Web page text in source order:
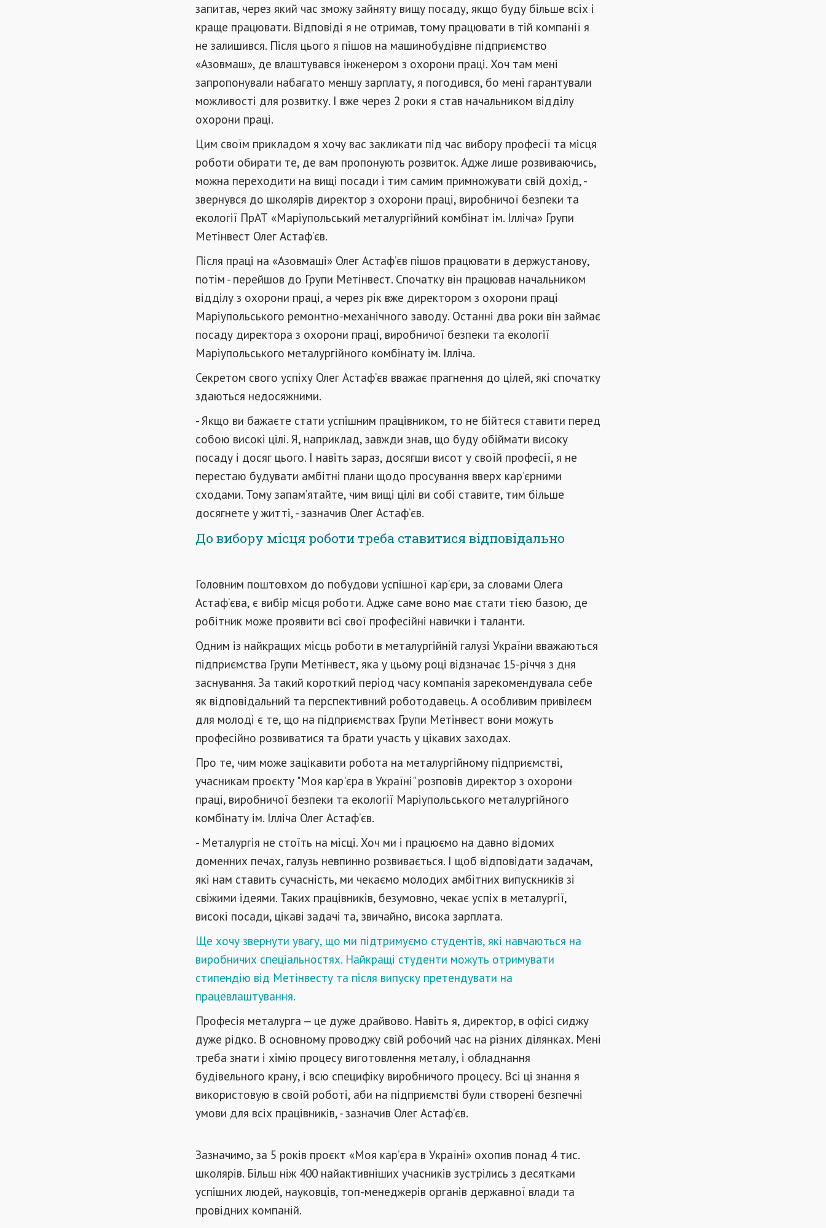
запитав, через який час зможу зайняту вищу посаду, якщо буду більше всіх і
краще працювати. Відповіді я не отримав, тому працювати в тій компанії я
не залишився. Після цього я пішов на машинобудівне підприємство
«Азовмаш», де влаштувався інженером з охорони праці. Хоч там мені
запропонували набагато меншу зарплату, я погодився, бо мені гарантували
можливості для розвитку. І вже через 2 роки я став начальником відділу
охорони праці.
Цим своїм прикладом я хочу вас закликати під час вибору професії та місця
роботи обирати те, де вам пропонують розвиток. Адже лише розвиваючись,
можна переходити на вищі посади і тим самим примножувати свій дохід, -
звернувся до школярів директор з охорони праці, виробничої безпеки та
екології ПрАТ «Маріупольський металургійний комбінат ім. Ілліча» Групи
Метінвест Олег Астаф’єв.
Після праці на «Азовмаші» Олег Астаф’єв пішов працювати в держустанову,
потім - перейшов до Групи Метінвест. Спочатку він працював начальником
відділу з охорони праці, а через рік вже директором з охорони праці
Маріупольського ремонтно-механічного заводу. Останні два роки він займає
посаду директора з охорони праці, виробничої безпеки та екології
Маріупольського металургійного комбінату ім. Ілліча.
Секретом свого успіху Олег Астаф’єв вважає прагнення до цілей, які спочатку
здаються недосяжними.
- Якщо ви бажаєте стати успішним працівником, то не бійтеся ставити перед
собою високі цілі. Я, наприклад, завжди знав, що буду обіймати високу
посаду і досяг цього. І навіть зараз, досягши висот у своїй професії, я не
перестаю будувати амбітні плани щодо просування вверх кар’єрними
сходами. Тому запам’ятайте, чим вищі цілі ви собі ставите, тим більше
досягнете у житті, - зазначив Олег Астаф’єв.
До вибору місця роботи треба ставитися відповідально
Головним поштовхом до побудови успішної кар’єри, за словами Олега
Астаф’єва, є вибір місця роботи. Адже саме воно має стати тією базою, де
робітник може проявити всі свої професійні навички і таланти.
Одним із найкращих місць роботи в металургійній галузі України вважаються
підприємства Групи Метінвест, яка у цьому році відзначає 15-річчя з дня
заснування. За такий короткий період часу компанія зарекомендувала себе
як відповідальний та перспективний роботодавець. А особливим привілеєм
для молоді є те, що на підприємствах Групи Метінвест вони можуть
професійно розвиватися та брати участь у цікавих заходах.
Про те, чим може зацікавити робота на металургійному підприємстві,
учасникам проєкту "Моя кар'єра в Україні" розповів директор з охорони
праці, виробничої безпеки та екології Маріупольського металургійного
комбінату ім. Ілліча Олег Астаф’єв.
- Металургія не стоїть на місці. Хоч ми і працюємо на давно відомих
доменних печах, галузь невпинно розвивається. І щоб відповідати задачам,
які нам ставить сучасність, ми чекаємо молодих амбітних випускників зі
свіжими ідеями. Таких працівників, безумовно, чекає успіх в металургії,
високі посади, цікаві задачі та, звичайно, висока зарплата.
Ще хочу звернути увагу, що ми підтримуємо студентів, які навчаються на
виробничих спеціальностях. Найкращі студенти можуть отримувати
стипендію від Метінвесту та після випуску претендувати на
працевлаштування.
Професія металурга — це дуже драйвово. Навіть я, директор, в офісі сиджу
дуже рідко. В основному проводжу свій робочий час на різних ділянках. Мені
треба знати і хімію процесу виготовлення металу, і обладнання
будівельного крану, і всю специфіку виробничого процесу. Всі ці знання я
використовую в своїй роботі, аби на підприємстві були створені безпечні
умови для всіх працівників, - зазначив Олег Астаф’єв.
Зазначимо, за 5 років проєкт «Моя кар’єра в Україні» охопив понад 4 тис.
школярів. Більш ніж 400 найактивніших учасників зустрілись з десятками
успішних людей, науковців, топ-менеджерів органів державної влади та
провідних компаній.